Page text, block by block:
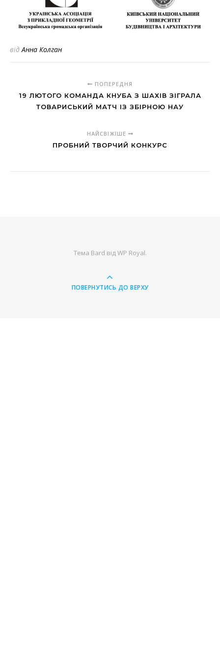
від Анна Колган
ПОПЕРЕДНЯ
19 ЛЮТОГО КОМАНДА КНУБА З ШАХІВ ЗІГРАЛА
ТОВАРИСЬКИЙ МАТЧ ІЗ ЗБІРНОЮ НАУ
НАЙСВІЖІШЕ
ПРОБНИЙ ТВОРЧИЙ КОНКУРС
Тема Bard відWP Royal.
ПОВЕРНУТИСЬ ДО ВЕРХУ